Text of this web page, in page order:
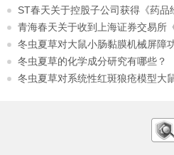
ST春天关于控股子公司获得《药品
青海春天关于收到上海证券交易所
冬虫夏草对大鼠小肠黏膜机械屏障
冬虫夏草的化学成分研究有哪些？
冬虫夏草对系统性红斑狼疮模型大